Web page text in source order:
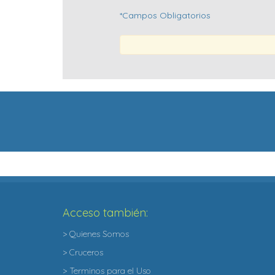
*Campos Obligatorios
Acceso también:
> Quienes Somos
> Cruceros
> Terminos para el Uso